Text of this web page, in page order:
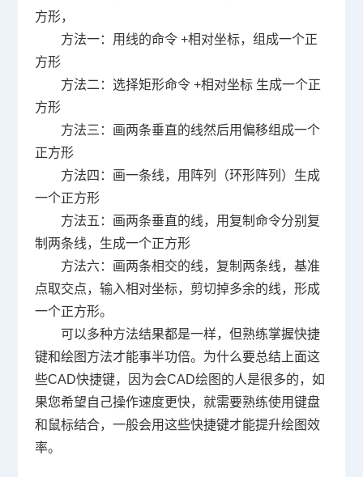
方形，
方法一：用线的命令+相对坐标，组成一个正
方形
方法二：选择矩形命令+相对坐标 生成一个正
方形
方法三：画两条垂直的线然后用偏移组成一个
正方形
方法四：画一条线，用阵列（环形阵列）生成
一个正方形
方法五：画两条垂直的线，用复制命令分别复
制两条线，生成一个正方形
方法六：画两条相交的线，复制两条线，基准
点取交点，输入相对坐标，剪切掉多余的线，形成
一个正方形。
可以多种方法结果都是一样，但熟练掌握快捷
键和绘图方法才能事半功倍。为什么要总结上面这
些CAD快捷键，因为会CAD绘图的人是很多的，如
果您希望自己操作速度更快，就需要熟练使用键盘
和鼠标结合，一般会用这些快捷键才能提升绘图效
率。